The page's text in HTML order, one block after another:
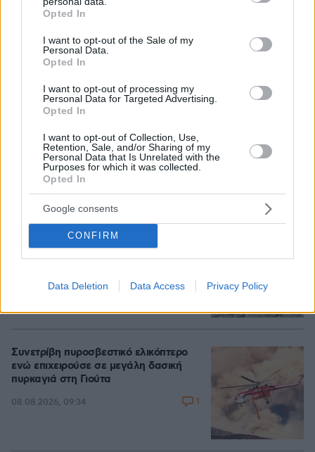
grant or deny consent to Google and its third-party tags to
use your data for below specified purposes in below Google
consent section.
Opted In
I want to opt-out of the Sale of my
Personal Data.
Opted In
I want to opt-out of processing my
Personal Data for Targeted Advertising.
Opted In
I want to opt-out of Collection, Use,
Retention, Sale, and/or Sharing of my
Personal Data that Is Unrelated with the
Purposes for which it was collected.
Opted In
Google consents
CONFIRM
Data Deletion Data Access Privacy Policy
διαδρομή του 26χρονου Αφγανού που
08.08.2026, 12:18
Προήχθη σε Αστυνόμο Α' η
08.08.2026, 14:57 96
Τι έγραφαν οι ξένοι ανταποκριτές σε
τηλεγραφήματά τους από τη Μικρά
Ασία το 1921
08.08.2026, 10:26 118
Συνετρίβη πυροσβεστικό ελικόπτερο
ενώ επιχειρούσε σε μεγάλη δασική
πυρκαγιά στη Γιούτα
08.08.2026, 09:34 1